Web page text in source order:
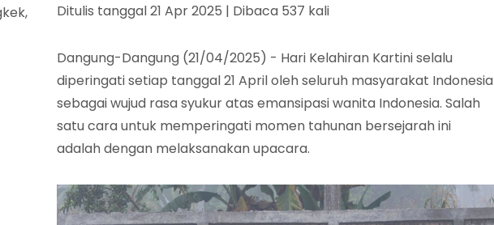
Ditulis tanggal 21 Apr 2025 | Dibaca 537 kali
Dangung-Dangung (21/04/2025) - Hari Kelahiran Kartini selalu
diperingati setiap tanggal 21 April oleh seluruh masyarakat Indonesia
sebagai wujud rasa syukur atas emansipasi wanita Indonesia. Salah
satu cara untuk memperingati momen tahunan bersejarah ini
adalah dengan melaksanakan upacara.